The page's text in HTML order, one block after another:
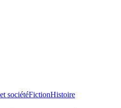
sociétéFictionHistoire